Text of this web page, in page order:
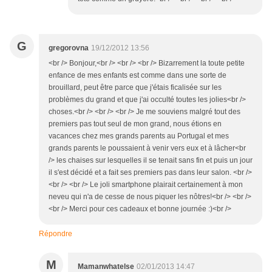
G gregorovna 19/12/2012 13:56
<br /> Bonjour,<br /> <br /> <br /> Bizarrement la toute petite
enfance de mes enfants est comme dans une sorte de
brouillard, peut être parce que j'étais ficalisée sur les
problèmes du grand et que j'ai occulté toutes les jolies<br />
choses.<br /> <br /> <br /> Je me souviens malgré tout des
premiers pas tout seul de mon grand, nous étions en
vacances chez mes grands parents au Portugal et mes
grands parents le poussaient à venir vers eux et à lâcher<br
/> les chaises sur lesquelles il se tenait sans fin et puis un jour
il s'est décidé et a fait ses premiers pas dans leur salon. <br />
<br /> <br /> Le joli smartphone plairait certainement à mon
neveu qui n'a de cesse de nous piquer les nôtres!<br /> <br />
<br /> Merci pour ces cadeaux et bonne journée :)<br />
Répondre
M Mamanwhatelse 02/01/2013 14:47